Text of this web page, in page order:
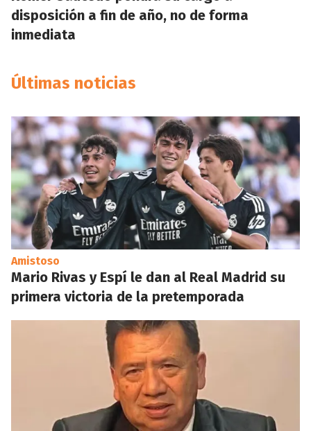
disposición a fin de año, no de forma
inmediata
Últimas noticias
Amistoso
Mario Rivas y Espí le dan al Real Madrid su
primera victoria de la pretemporada